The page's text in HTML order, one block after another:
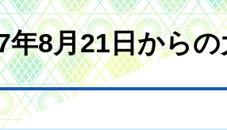
年8月21日から